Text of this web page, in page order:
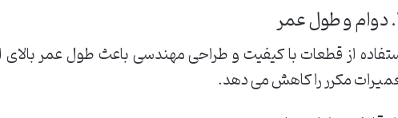
از قطعات با کیفیت و طراحی مهندسی باعث طول عمر بالای
مکرر را کاهش می دهد.